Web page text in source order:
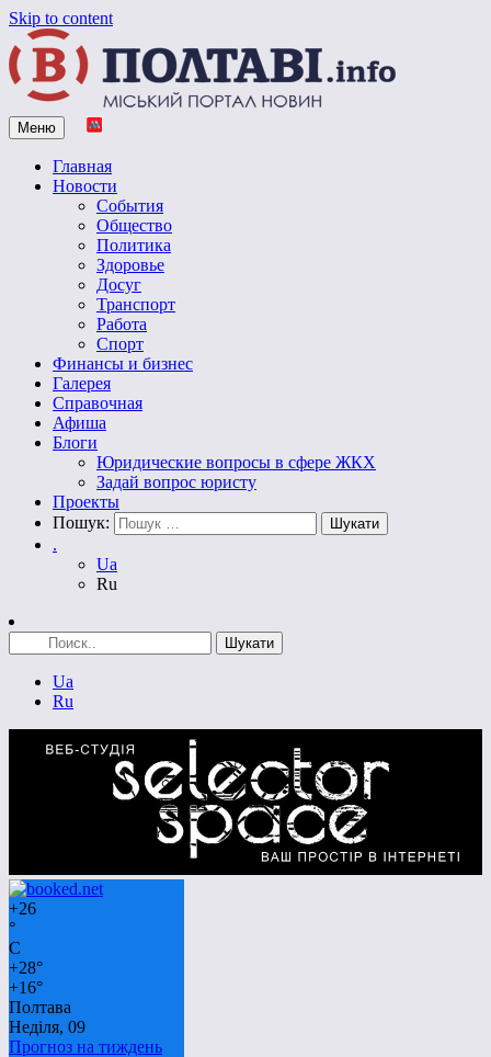
Skip to content
Vpoltave.info
Полтавский портал новостей
Меню
Главная
Новости
События
Общество
Политика
Здоровье
Досуг
Транспорт
Работа
Спорт
Финансы и бизнес
Галерея
Справочная
Афиша
Блоги
Юридические вопросы в сфере ЖКХ
Задай вопрос юристу
Проекты
Пошук:
.
Ua
Ru
Ua
Ru
+26
°
C
+28°
+16°
Полтава
Неділя, 09
Прогноз на тиждень